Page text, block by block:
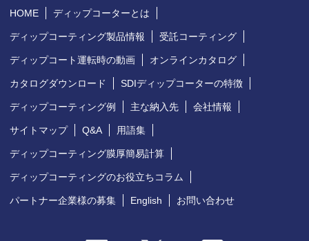
HOME ディップコーターとは
ディップコーティング製品情報 受託コーティング
ディップコート運転時の動画 オンラインカタログ
カタログダウンロード SDIディップコーターの特徴
ディップコーティング例 主な納入先 会社情報
サイトマップ Q&A 用語集
ディップコーティング膜厚簡易計算
ディップコーティングのお役立ちコラム
パートナー企業様の募集 English お問い合わせ